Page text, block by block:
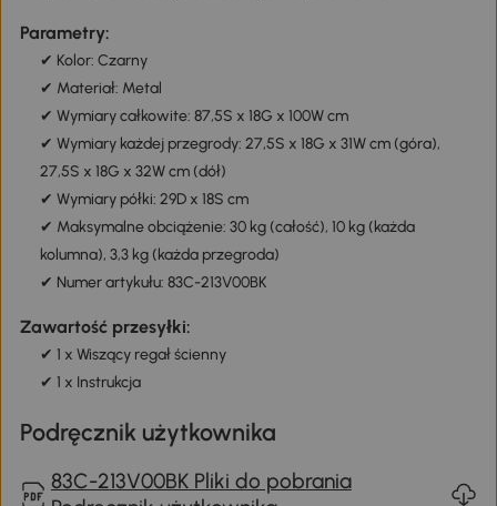
Parametry:
✔ Kolor: Czarny
✔ Materiał: Metal
✔ Wymiary całkowite: 87,5S x 18G x 100W cm
✔ Wymiary każdej przegrody: 27,5S x 18G x 31W cm (góra),
27,5S x 18G x 32W cm (dół)
✔ Wymiary półki: 29D x 18S cm
✔ Maksymalne obciążenie: 30 kg (całość), 10 kg (każda
kolumna), 3,3 kg (każda przegroda)
✔ Numer artykułu: 83C-213V00BK
Zawartość przesyłki:
✔ 1 x Wiszący regał ścienny
✔ 1 x Instrukcja
Podręcznik użytkownika
83C-213V00BK Pliki do pobrania